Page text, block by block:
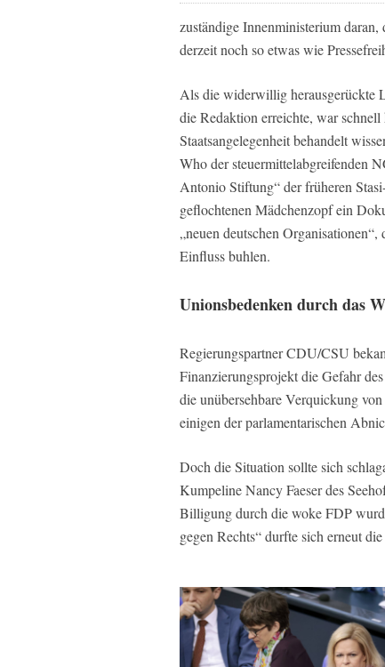
zuständige Innenministerium
derzeit noch so etwas wie
Als die widerwillig herausgerückte
die Redaktion erreichte, war
Staatsangelegenheit behandelt
Who der steuermittelabgreifenden
Antonio Stiftung“ der früheren
geflochtenen Mädchenzopf ein
„neuen deutschen
Einfluss buhlen.
Unionsbedenken durch das
Regierungspartner CDU/CSU
Finanzierungsprojekt die Gefahr
die unübersehbare Verquickung
einigen der parlamentarischen
Doch die Situation sollte sich
Kumpeline Nancy Faeser des
Billigung durch die woke FDP
gegen Rechts“ durfte sich erneut